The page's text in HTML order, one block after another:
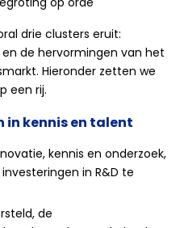
drie clusters eruit:
de hervormingen van het
Hieronder zetten we
een rij.
in kennis en talent
kennis en onderzoek,
in R&D te
de